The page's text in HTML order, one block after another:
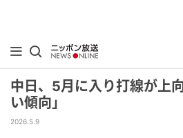
中日、5月に入り打線が上
い傾向」
2026.5.9